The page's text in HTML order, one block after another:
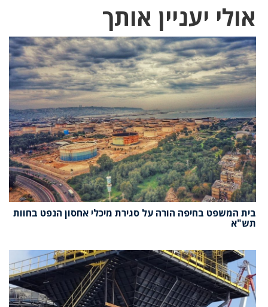
אולי יעניין אותך
בית המשפט בחיפה הורה על סגירת מיכלי אחסון הנפט בחוות
תש"א